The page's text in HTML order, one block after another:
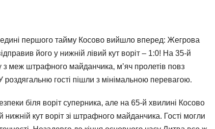
першого тайму Косово вийшло вперед: Жегрова
його у нижній лівий кут воріт – 1:0! На 35-й
з меж штрафного майданчика, м’яч пролетів повз
гості пішли з мінімальною перевагою.
біля воріт суперника, але на 65-й хвилині Косово
кут воріт зі штрафного майданчика. Гості могли